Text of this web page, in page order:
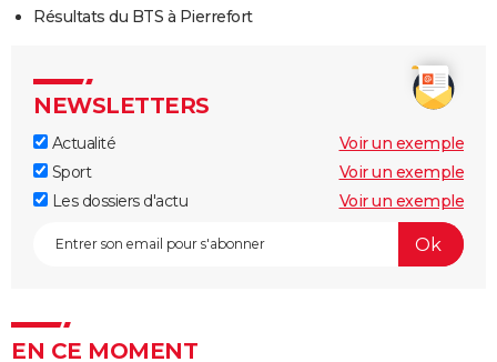
Résultats du BTS à Pierrefort
NEWSLETTERS
Actualité
Voir un exemple
Sport
Voir un exemple
Les dossiers d'actu
Voir un exemple
EN CE MOMENT